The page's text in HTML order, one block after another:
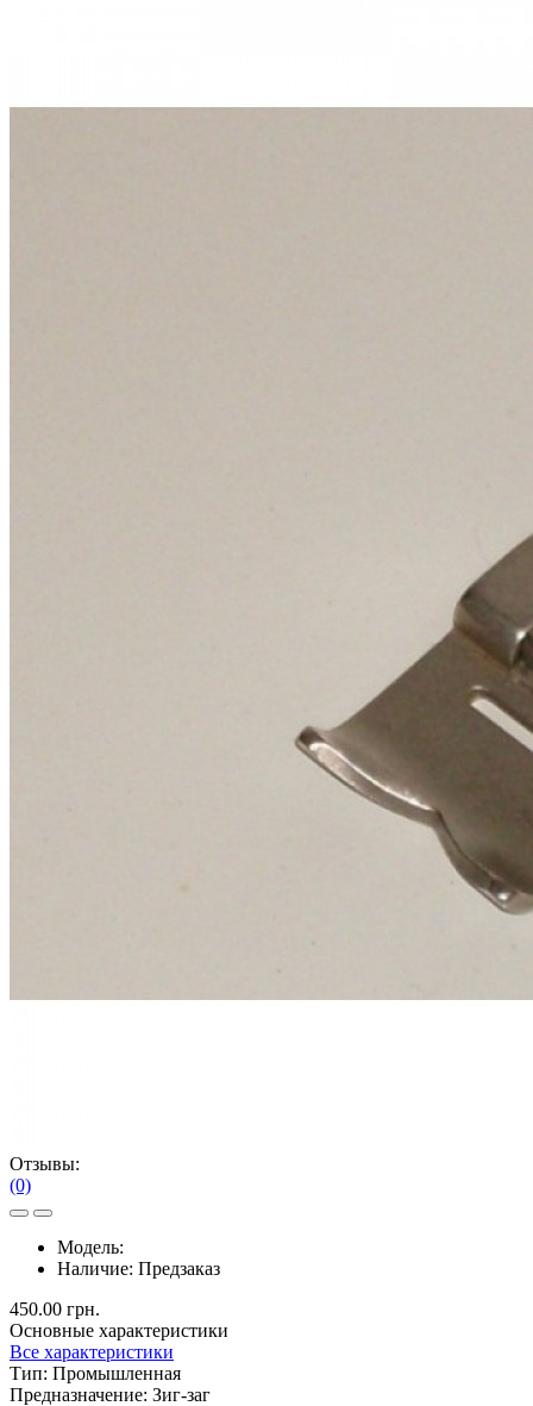
Отзывы:
(0)
Модель:
Наличие: Предзаказ
450.00 грн.
Основные характеристики
Все характеристики
Тип: Промышленная
Предназначение: Зиг-заг